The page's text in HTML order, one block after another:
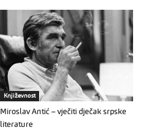
Književnost
Miroslav Antić – vječiti dječak srpske
literature